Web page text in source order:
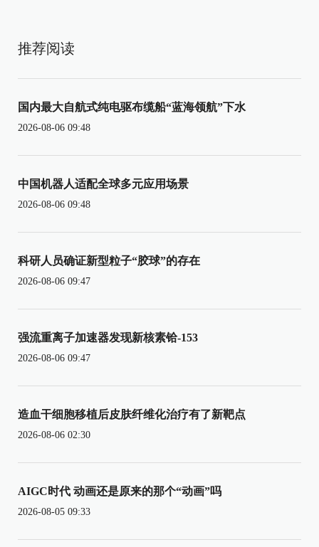
推荐阅读
国内最大自航式纯电驱布缆船“蓝海领航”下水
2026-08-06 09:48
中国机器人适配全球多元应用场景
2026-08-06 09:48
科研人员确证新型粒子“胶球”的存在
2026-08-06 09:47
强流重离子加速器发现新核素铪-153
2026-08-06 09:47
造血干细胞移植后皮肤纤维化治疗有了新靶点
2026-08-06 02:30
AIGC时代 动画还是原来的那个“动画”吗
2026-08-05 09:33